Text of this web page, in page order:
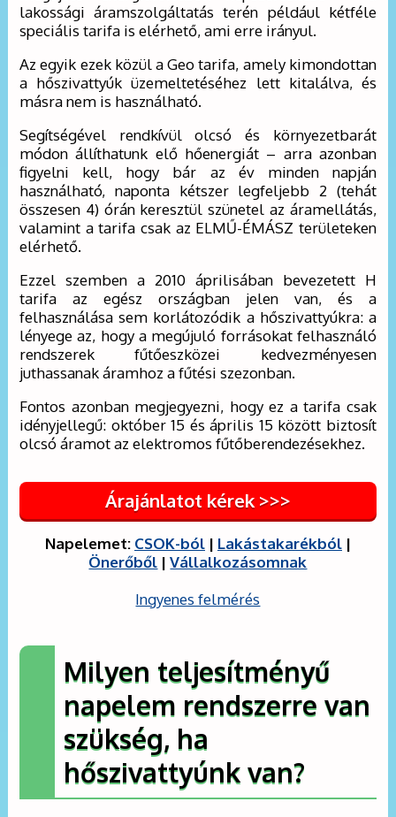
lakossági áramszolgáltatás terén például kétféle
speciális tarifa is elérhető, ami erre irányul.
Az egyik ezek közül a Geo tarifa, amely kimondottan
a hőszivattyúk üzemeltetéséhez lett kitalálva, és
másra nem is használható.
Segítségével rendkívül olcsó és környezetbarát
módon állíthatunk elő hőenergiát – arra azonban
figyelni kell, hogy bár az év minden napján
használható, naponta kétszer legfeljebb 2 (tehát
összesen 4) órán keresztül szünetel az áramellátás,
valamint a tarifa csak az ELMŰ-ÉMÁSZ területeken
elérhető.
Ezzel szemben a 2010 áprilisában bevezetett H
tarifa az egész országban jelen van, és a
felhasználása sem korlátozódik a hőszivattyúkra: a
lényege az, hogy a megújuló forrásokat felhasználó
rendszerek fűtőeszközei kedvezményesen
juthassanak áramhoz a fűtési szezonban.
Fontos azonban megjegyezni, hogy ez a tarifa csak
idényjellegű: október 15 és április 15 között biztosít
olcsó áramot az elektromos fűtőberendezésekhez.
Árajánlatot kérek >>>
Napelemet: CSOK-ból| Lakástakarékból|
Önerőből |Vállalkozásomnak
Ingyenes felmérés
Milyen teljesítményű
napelem rendszerre van
szükség, ha
hőszivattyúnk van?